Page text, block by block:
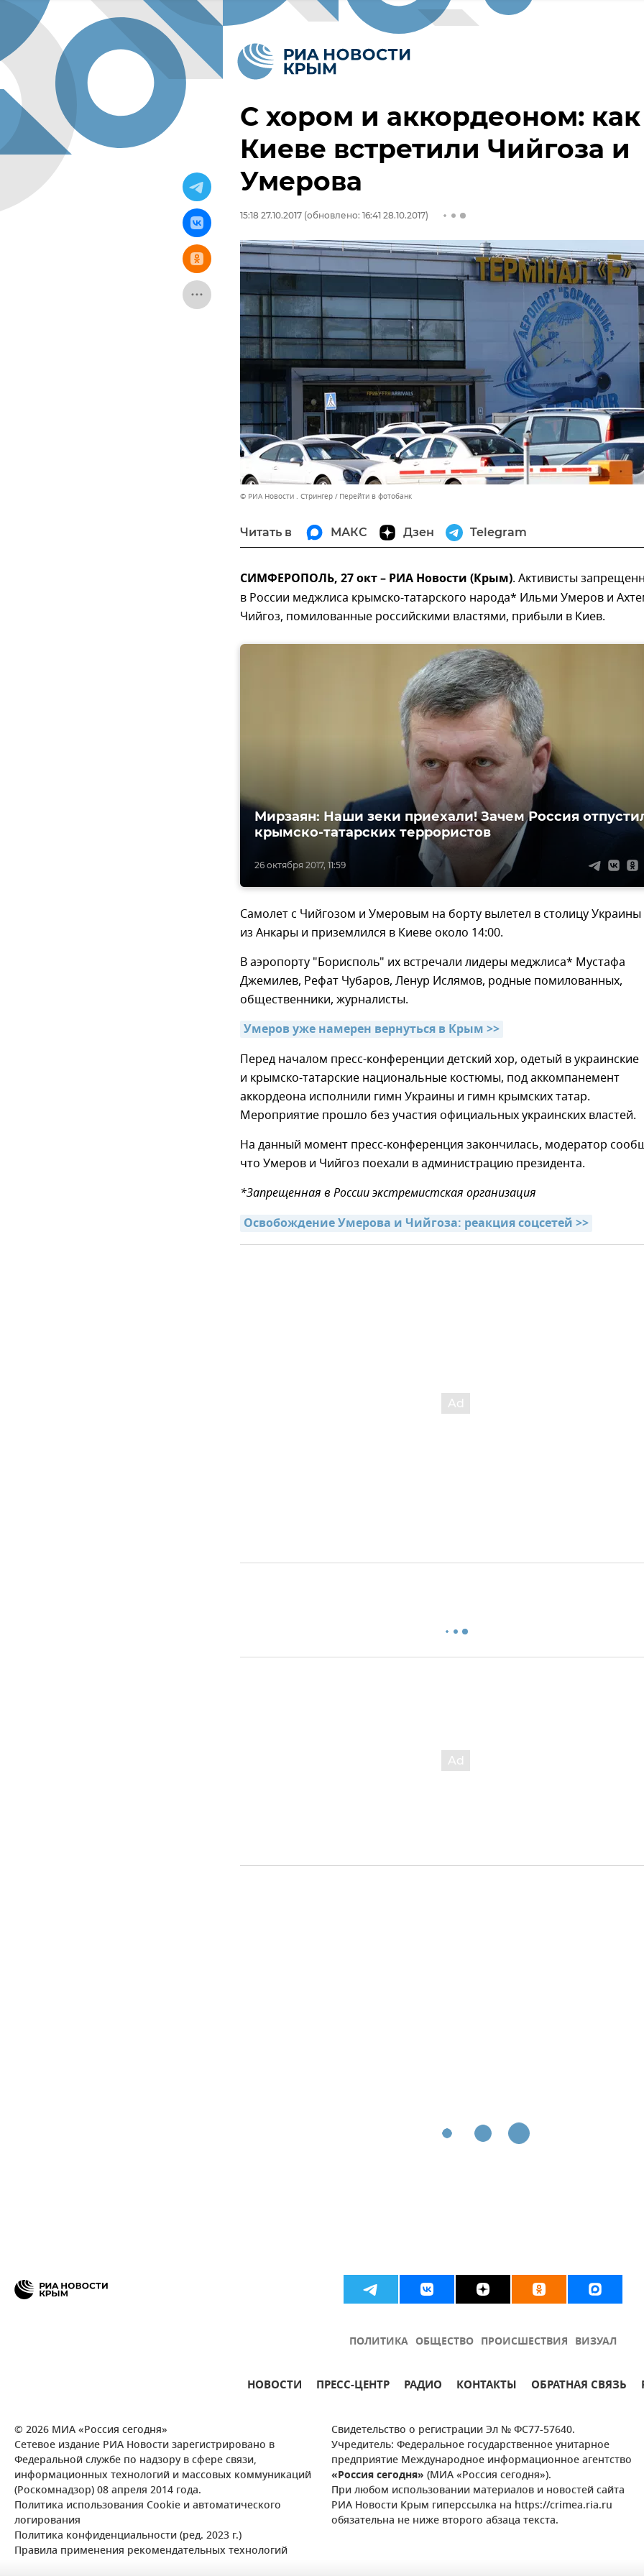
С хором и аккордеоном:
Киеве встретили Чийгоза и
Умерова
15:18 27.10.2017 (обновлено: 16:41 28.10.2017)
© РИА Новости . Стрингер Перейти в фотобанк
Читать в МАКС Дзен Telegram
СИМФЕРОПОЛЬ, 27 окт – РИА Новости (Крым). Активисты
в России меджлиса крымско-татарского народа* Ильми Умеров и
Чийгоз, помилованные российскими властями, прибыли в Киев.
26 октября 2017, 11:59
Мирзаян: Наши зеки приехали! Зачем Россия
крымско-татарских террористов
Самолет с Чийгозом и Умеровым на борту вылетел в столицу Украины
из Анкары и приземлился в Киеве около 14:00.
В аэропорту "Борисполь" их встречали лидеры меджлиса* Мустафа
Джемилев, Рефат Чубаров, Ленур Ислямов, родные помилованных,
общественники, журналисты.
Умеров уже намерен вернуться в Крым >>
Перед началом пресс-конференции детский хор, одетый в украинские
и крымско-татарские национальные костюмы, под аккомпанемент
аккордеона исполнили гимн Украины и гимн крымских татар.
Мероприятие прошло без участия официальных украинских властей.
На данный момент пресс-конференция закончилась, модератор
что Умеров и Чийгоз поехали в администрацию президента.
*Запрещенная в России экстремистская организация
Освобождение Умерова и Чийгоза: реакция соцсетей >>
ПОЛИТИКА ОБЩЕСТВО ПРОИСШЕСТВИЯ ВИЗУАЛ
НОВОСТИ ПРЕСС-ЦЕНТР РАДИО КОНТАКТЫ ОБРАТНАЯ СВЯЗЬ
© 2026 МИА «Россия сегодня»
Сетевое издание РИА Новости зарегистрировано в
Федеральной службе по надзору в сфере связи,
информационных технологий и массовых коммуникаций
(Роскомнадзор) 08 апреля 2014 года.
Политика использования Cookie и автоматического
логирования
Политика конфиденциальности (ред. 2023 г.)
Правила применения рекомендательных технологий
Свидетельство о регистрации Эл № ФС77-57640.
Учредитель: Федеральное государственное унитарное
предприятие Международное информационное агентство
«Россия сегодня» (МИА «Россия сегодня»).
При любом использовании материалов и новостей сайта
РИА Новости Крым гиперссылка на https://crimea.ria.ru
обязательна не ниже второго абзаца текста.